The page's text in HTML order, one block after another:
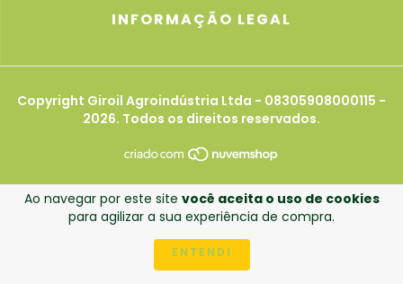
Ao navegar por este site você aceita o uso de cookies
para agilizar a sua experiência de compra.
ENTENDI
INFORMAÇÃO LEGAL
Copyright Giroil Agroindústria Ltda - 08305908000115 -
2026. Todos os direitos reservados.